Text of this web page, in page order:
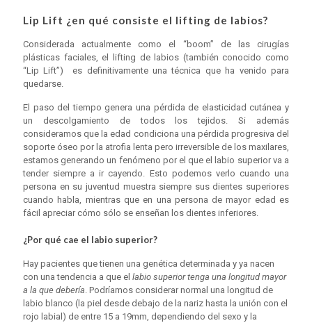
Lip Lift ¿en qué consiste el lifting de labios?
Considerada actualmente como el “boom” de las cirugías
plásticas faciales, el lifting de labios (también conocido como
“Lip Lift”) es definitivamente una técnica que ha venido para
quedarse.
El paso del tiempo genera una pérdida de elasticidad cutánea y
un descolgamiento de todos los tejidos. Si además
consideramos que la edad condiciona una pérdida progresiva del
soporte óseo por la atrofia lenta pero irreversible de los maxilares,
estamos generando un fenómeno por el que el labio superior va a
tender siempre a ir cayendo. Esto podemos verlo cuando una
persona en su juventud muestra siempre sus dientes superiores
cuando habla, mientras que en una persona de mayor edad es
fácil apreciar cómo sólo se enseñan los dientes inferiores.
¿Por qué cae el labio superior?
Hay pacientes que tienen una genética determinada y ya nacen
con una tendencia a que el labio superior tenga una longitud mayor
a la que debería. Podríamos considerar normal una longitud de
labio blanco (la piel desde debajo de la nariz hasta la unión con el
rojo labial) de entre 15 a 19mm, dependiendo del sexo y la